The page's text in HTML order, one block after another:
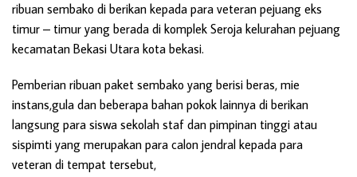
ribuan sembako di berikan kepada para veteran pejuang eks
timur – timur yang berada di komplek Seroja kelurahan pejuang
kecamatan Bekasi Utara kota bekasi.
Pemberian ribuan paket sembako yang berisi beras, mie
instans,gula dan beberapa bahan pokok lainnya di berikan
langsung para siswa sekolah staf dan pimpinan tinggi atau
sispimti yang merupakan para calon jendral kepada para
veteran di tempat tersebut,